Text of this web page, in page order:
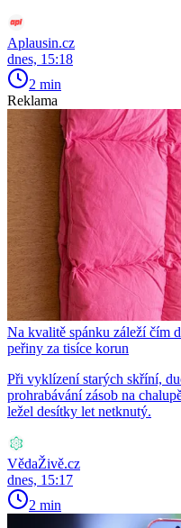
Aplausin.cz
dnes, 15:18
2 min
Reklama
Na kvalitě spánku záleží čím
peřiny za tisíce korun
Při vyklízení starých skříní,
prohrabávání zásob na
ležel desítky let netknutý.
VědaŽivě.cz
dnes, 15:17
2 min